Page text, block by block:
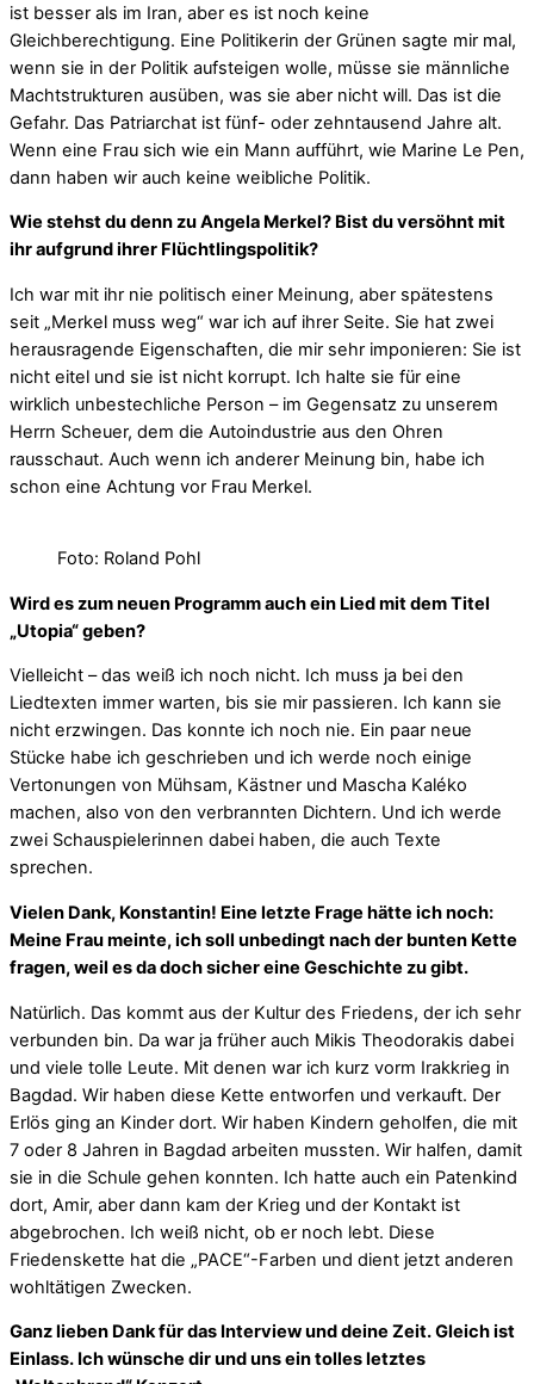
ist besser als im Iran, aber es ist noch keine
Gleichberechtigung. Eine Politikerin der Grünen sagte mir mal,
wenn sie in der Politik aufsteigen wolle, müsse sie männliche
Machtstrukturen ausüben, was sie aber nicht will. Das ist die
Gefahr. Das Patriarchat ist fünf- oder zehntausend Jahre alt.
Wenn eine Frau sich wie ein Mann aufführt, wie Marine Le Pen,
dann haben wir auch keine weibliche Politik.
Wie stehst du denn zu Angela Merkel? Bist du versöhnt mit
ihr aufgrund ihrer Flüchtlingspolitik?
Ich war mit ihr nie politisch einer Meinung, aber spätestens
seit „Merkel muss weg“ war ich auf ihrer Seite. Sie hat zwei
herausragende Eigenschaften, die mir sehr imponieren: Sie ist
nicht eitel und sie ist nicht korrupt. Ich halte sie für eine
wirklich unbestechliche Person – im Gegensatz zu unserem
Herrn Scheuer, dem die Autoindustrie aus den Ohren
rausschaut. Auch wenn ich anderer Meinung bin, habe ich
schon eine Achtung vor Frau Merkel.
Foto: Roland Pohl
Wird es zum neuen Programm auch ein Lied mit dem Titel
„Utopia“ geben?
Vielleicht – das weiß ich noch nicht. Ich muss ja bei den
Liedtexten immer warten, bis sie mir passieren. Ich kann sie
nicht erzwingen. Das konnte ich noch nie. Ein paar neue
Stücke habe ich geschrieben und ich werde noch einige
Vertonungen von Mühsam, Kästner und Mascha Kaléko
machen, also von den verbrannten Dichtern. Und ich werde
zwei Schauspielerinnen dabei haben, die auch Texte
sprechen.
Vielen Dank, Konstantin! Eine letzte Frage hätte ich noch:
Meine Frau meinte, ich soll unbedingt nach der bunten Kette
fragen, weil es da doch sicher eine Geschichte zu gibt.
Natürlich. Das kommt aus der Kultur des Friedens, der ich sehr
verbunden bin. Da war ja früher auch Mikis Theodorakis dabei
und viele tolle Leute. Mit denen war ich kurz vorm Irakkrieg in
Bagdad. Wir haben diese Kette entworfen und verkauft. Der
Erlös ging an Kinder dort. Wir haben Kindern geholfen, die mit
7 oder 8 Jahren in Bagdad arbeiten mussten. Wir halfen, damit
sie in die Schule gehen konnten. Ich hatte auch ein Patenkind
dort, Amir, aber dann kam der Krieg und der Kontakt ist
abgebrochen. Ich weiß nicht, ob er noch lebt. Diese
Friedenskette hat die „PACE“-Farben und dient jetzt anderen
wohltätigen Zwecken.
Ganz lieben Dank für das Interview und deine Zeit. Gleich ist
Einlass. Ich wünsche dir und uns ein tolles letztes